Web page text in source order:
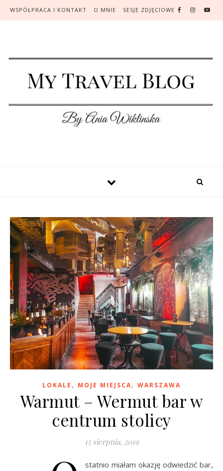
WSPÓŁPRACA I KONTAKT O MNIE SESJE ZDJĘCIOWE
LOKALE , MOJE MIEJSCA, WARSZAWA
Warmut – Wermut bar w
centrum stolicy
15 sierpnia, 2019
statnio miałam okazję odwiedzić bar,